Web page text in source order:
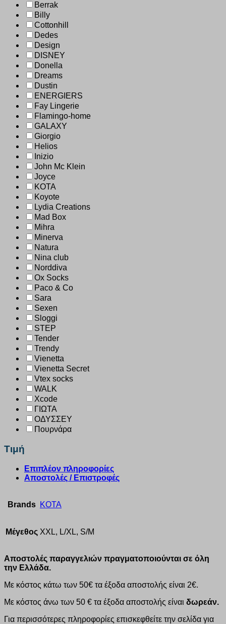
Berrak
Billy
Cottonhill
Dedes
Design
DISNEY
Donella
Dreams
Dustin
ENERGIERS
Fay Lingerie
Flamingo-home
GALAXY
Giorgio
Helios
Inizio
John Mc Klein
Joyce
KOTA
Koyote
Lydia Creations
Mad Box
Mihra
Minerva
Natura
Nina club
Norddiva
Ox Socks
Paco & Co
Sara
Sexen
Sloggi
STEP
Tender
Trendy
Vienetta
Vienetta Secret
Vtex socks
WALK
Xcode
ΓΙΩΤΑ
ΟΔΥΣΣΕΥ
Πουρνάρα
Τιμή
Επιπλέον πληροφορίες
Αποστολές / Επιστροφές
Brands KOTA
Μέγεθος XXL, L/XL, S/M
Αποστολές παραγγελιών πραγματοποιούνται σε όλη
την Ελλάδα.
Με κόστος κάτω των 50€ τα έξοδα αποστολής είναι 2€.
Με κόστος άνω των 50 € τα έξοδα αποστολής είναι δωρεάν.
Για περισσότερες πληροφορίες επισκεφθείτε την σελίδα για